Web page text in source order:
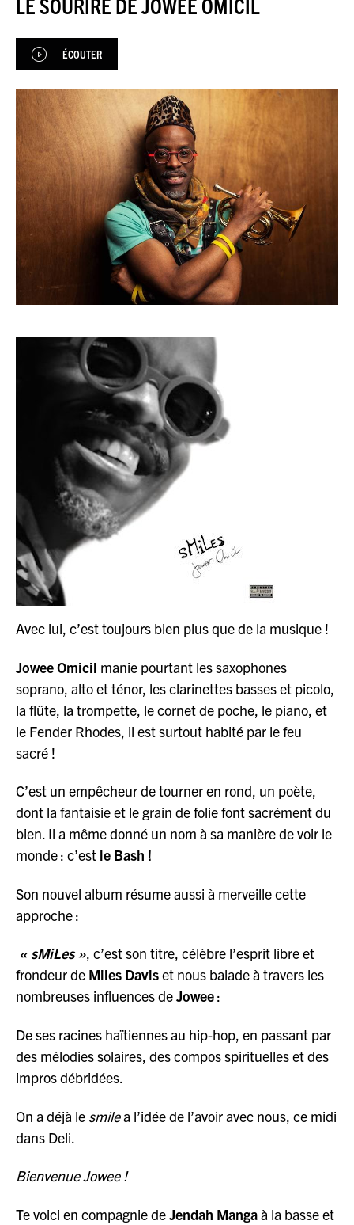
JAZZENDA
ESPACEPREMIUM
ÉCOUTER
Avec lui, c’est toujours bien plus que de la musique !
Jowee Omicil manie pourtant les saxophones
soprano, alto et ténor, les clarinettes basses et picolo,
la flûte, la trompette, le cornet de poche, le piano, et
le Fender Rhodes, il est surtout habité par le feu
sacré !
C’est un empêcheur de tourner en rond, un poète,
dont la fantaisie et le grain de folie font sacrément du
bien. Il a même donné un nom à sa manière de voir le
monde : c’est le Bash !
Son nouvel album résume aussi à merveille cette
approche :
« sMiLes », c’est son titre, célèbre l’esprit libre et
frondeur de Miles Daviset nous balade à travers les
nombreuses influences deJowee:
De ses racines haïtiennes au hip-hop, en passant par
des mélodies solaires, des compos spirituelles et des
impros débridées.
On a déjà le smilea l’idée de l’avoir avec nous, ce midi
dans Deli.
Bienvenue Jowee !
Te voici en compagnie deJendah Mangaà la basse et